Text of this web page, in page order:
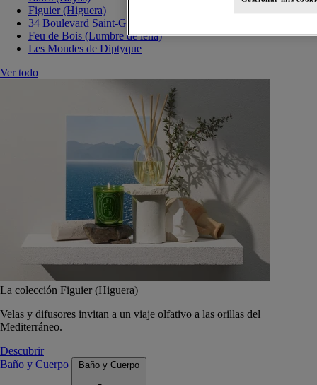
Figuier (Higuera)
34 Boulevard Saint-Germain
Feu de Bois (Lumbre de leña)
Les Mondes de Diptyque
Ver todo
La colección Figuier (Higuera)
Velas y difusores invitan a un viaje olfativo a las orillas del
Mediterráneo.
Descubrir
Baño y Cuerpo
Baño y Cuerpo